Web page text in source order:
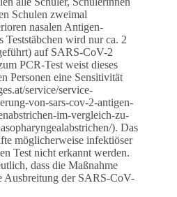
Schulen zweimal
nasalen Antigen-
Teststäbchen wird nur ca. 2
auf SARS-CoV-2
PCR-Test weist dieses
Personen eine Sensitivität
service/service-
von-sars-cov-2-antigen-
im-vergleich-zu-
). Das
möglicherweise infektiöser
Test nicht erkannt werden.
dass die Maßnahme
Ausbreitung der SARS-CoV-